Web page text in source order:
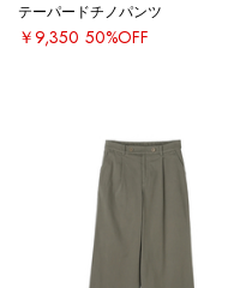
テーパードチノパンツ
￥9,350 50%OFF